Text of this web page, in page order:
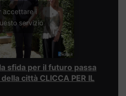
accettare i
servizio
sfida per il futuro passa
città CLICCA PER IL